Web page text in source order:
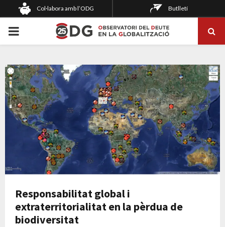
Col·labora amb l’ODG Butlletí
PRIMARY
Responsabilitat global i
extraterritorialitat en la pèrdua de
biodiversitat